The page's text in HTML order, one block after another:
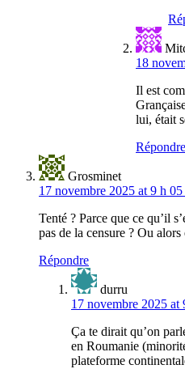
18
Il est
lui, était
Répondre
Grosminet
17 novembre 2025 at 9 h
Tenté ? Parce que ce qu’il
pas de la censure ? Ou
Répondre
durru
17 novembre 2025 at
Ça te dirait qu’on
en Roumanie
plateforme